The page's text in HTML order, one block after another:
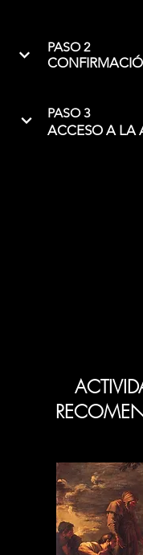
PASO 2
PASO 3
ACCESO A LA